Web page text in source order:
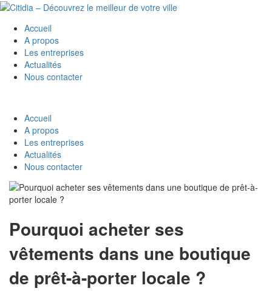
Accueil
A propos
Les entreprises
Actualités
Nous contacter
Accueil
A propos
Les entreprises
Actualités
Nous contacter
Pourquoi acheter ses
vêtements dans une boutique
de prêt-à-porter locale ?